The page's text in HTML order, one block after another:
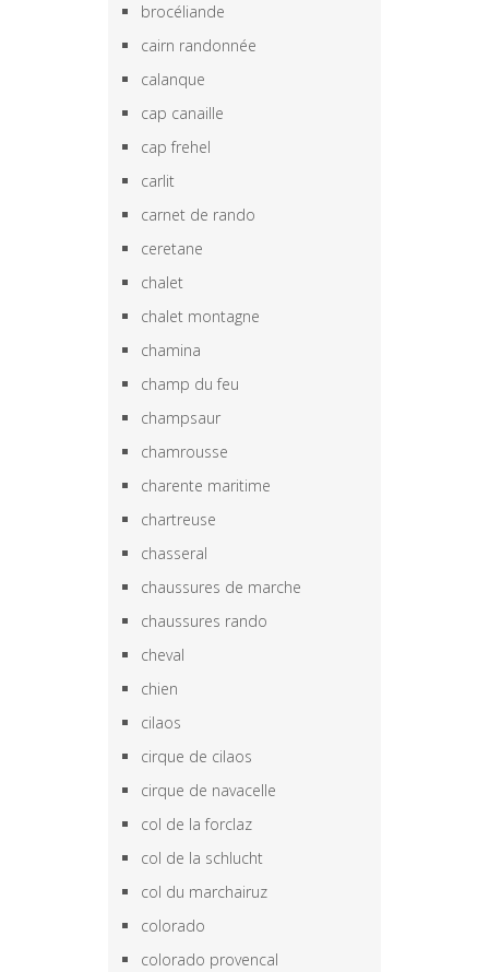
brocéliande
cairn randonnée
calanque
cap canaille
cap frehel
carlit
carnet de rando
ceretane
chalet
chalet montagne
chamina
champ du feu
champsaur
chamrousse
charente maritime
chartreuse
chasseral
chaussures de marche
chaussures rando
cheval
chien
cilaos
cirque de cilaos
cirque de navacelle
col de la forclaz
col de la schlucht
col du marchairuz
colorado
colorado provencal